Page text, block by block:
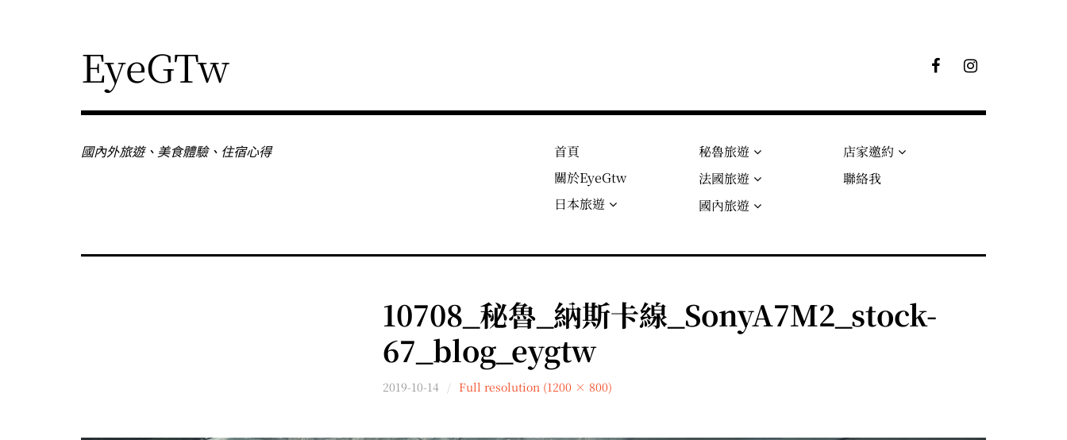
EyeGTw
絲
國內外旅遊、美食體驗、住宿心得
首頁
關於EyeGtw
日本旅遊
秘魯旅遊
法國旅遊
國內旅遊
店家邀約
聯絡我
10708_秘魯_納斯卡線_SonyA7M2_stock-
67_blog_eygtw
2019-10-14 Full resolution (1200 × 800)